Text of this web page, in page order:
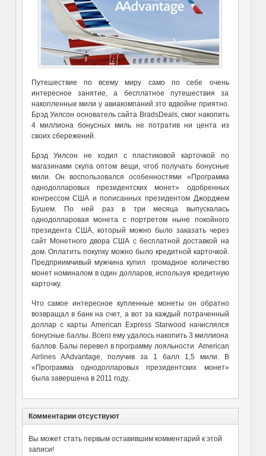
Путешествие по всему миру само по себе очень
интересное занятие, а бесплатное путешествия за
накопленные мили у авиакомпаний это вдвойне приятно.
Брэд Уилсон основатель сайта BradsDeals, смог накопить
4 миллиона бонусных миль не потратив ни цента из
своих сбережений.
Брэд Уилсон не ходил с пластиковой карточкой по
магазинами скупа оптом вещи, чтоб получать бонусные
мили. Он воспользовался особенностями «Программа
однодолларовых президентских монет» одобренных
конгрессом США и пописанных президентом Джорджем
Бушем. По ней раз в три месяца выпускалась
однодолларовая монета с портретом ныне покойного
президента США, который можно было заказать через
сайт Монетного двора США с бесплатной доставкой на
дом. Оплатить покупку можно было кредитной карточкой.
Предприимчивый мужчина купил громадное количество
монет номиналом в один долларов, используя кредитную
карточку.
Что самое интересное купленные монеты он обратно
возвращал в банк на счет, а вот за каждый потраченный
доллар с карты American Express Starwood начислялся
бонусные баллы. Всего ему удалось накопить 3 миллиона
баллов. Балы перевел в программу лояльности American
Airlines AAdvantage, получив за 1 балл 1,5 мили. В
«Программа однодолларовых президентских монет»
была завершена в 2011 году.
Комментарии отсуствуют
Вы может стать первым оставившим комментарий к этой
записи!